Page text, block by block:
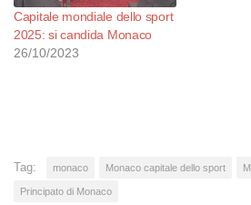
Capitale mondiale dello sport
2025: si candida Monaco
26/10/2023
Tag: monaco Monaco capitale dello sport
Principato di Monaco